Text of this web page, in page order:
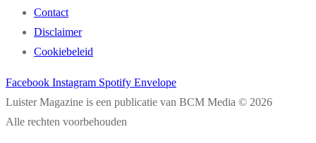
Contact
Disclaimer
Cookiebeleid
Facebook Instagram Spotify Envelope
Luister Magazine is een publicatie van BCM Media © 2026
Alle rechten voorbehouden